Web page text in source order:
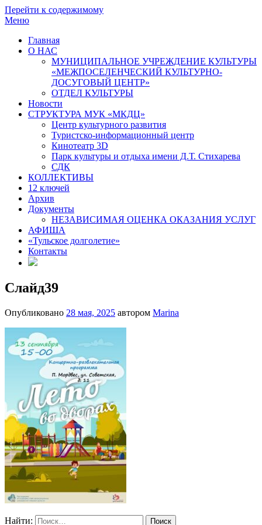
Перейти к содержимому
Меню
Главная
О НАС
МУНИЦИПАЛЬНОЕ УЧРЕЖДЕНИЕ КУЛЬТУРЫ
«МЕЖПОСЕЛЕНЧЕСКИЙ КУЛЬТУРНО-
ДОСУГОВЫЙ ЦЕНТР»
ОТДЕЛ КУЛЬТУРЫ
Новости
СТРУКТУРА МУК «МКДЦ»
Центр культурного развития
Туристско-информационный центр
Кинотеатр 3D
Парк культуры и отдыха имени Д.Т. Стихарева
СДК
КОЛЛЕКТИВЫ
12 ключей
Архив
Документы
НЕЗАВИСИМАЯ ОЦЕНКА ОКАЗАНИЯ УСЛУГ
АФИША
«Тульское долголетие»
Контакты
Слайд39
Опубликовано 28 мая, 2025 автором Marina
Найти: